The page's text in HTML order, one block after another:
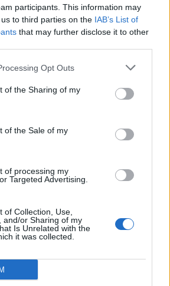
participants. This information may
to third parties on the IAB’s List of
that may further disclose it to other
Opt Outs
of the Sharing of my
of the Sale of my
of processing my
Targeted Advertising.
of Collection, Use,
and/or Sharing of my
Is Unrelated with the
it was collected.
...
para Ver las Estrellas:
Space Rock 🎸✨
rock y atmósferas cósmicas para
🪐🎸 Desconecta, mira
siente la gravedad cero. 💾 ¡Guarda
tu próxima noche estrellada!